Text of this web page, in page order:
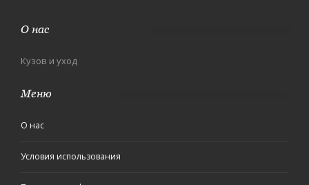
О нас
Кузов и уход
Меню
О нас
Условия использования